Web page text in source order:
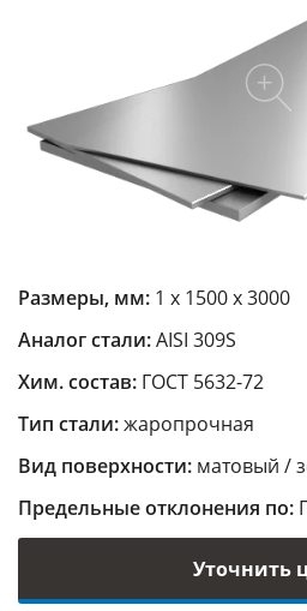
Размеры, мм: 1 х 1500 х 3000
Аналог стали:AISI 309S
Хим. состав: ГОСТ 5632-72
Тип стали:жаропрочная
Вид поверхности: матовый /
Предельные отклонения по:
Уточнить